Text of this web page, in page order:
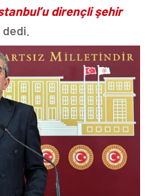
dirençli şehir
dedi.